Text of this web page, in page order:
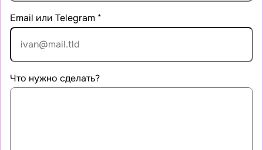
Email или Telegram *
Что нужно сделать?